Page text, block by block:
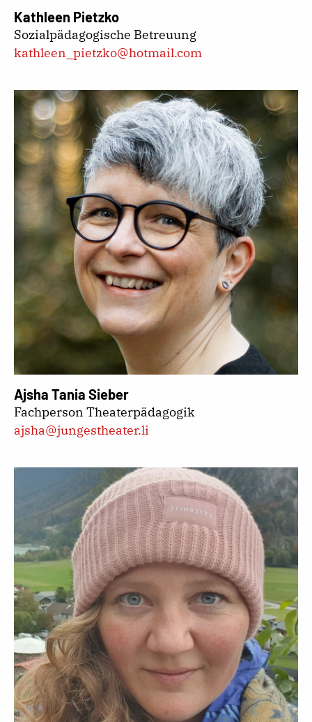
Kathleen Pietzko
Sozialpädagogische Betreuung
kathleen_pietzko@hotmail.com
Ajsha Tania Sieber
Fachperson Theaterpädagogik
ajsha@jungestheater.li